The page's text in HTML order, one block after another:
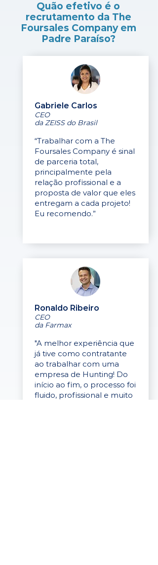
Quão efetivo é o
recrutamento da The
Foursales Company em
Padre Paraíso?
Gabriele Carlos
CEO
da ZEISS do Brasil
“Trabalhar com a The
Foursales Company é sinal
de parceria total,
principalmente pela
relação profissional e a
proposta de valor que eles
entregam a cada projeto!
Eu recomendo.”
Ronaldo Ribeiro
CEO
da Farmax
"A melhor experiência que
já tive como contratante
ao trabalhar com uma
empresa de Hunting! Do
início ao fim, o processo foi
fluido, profissional e muito